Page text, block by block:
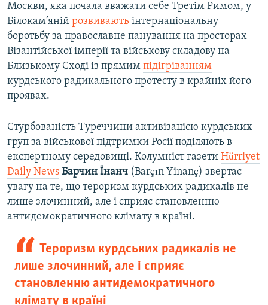
Москви, яка почала вважати себе Третім Римом, у
Білокам’яній розвивають інтернаціональну
боротьбу за православне панування на просторах
Візантійської імперії та військову складову на
Близькому Сході із прямим підігріванням
курдського радикального протесту в крайніх його
проявах.
Стурбованість Туреччини активізацією курдських
груп за військової підтримки Росії поділяють в
експертному середовищі. Колумніст газети Hürriyet
Daily News Барчин Їнанч (Barçın Yinanç) звертає
увагу на те, що тероризм курдських радикалів не
лише злочинний, але і сприяє становленню
антидемократичного клімату в країні.
Тероризм курдських радикалів не
лише злочинний, але і сприяє
становленню антидемократичного
клімату в країні